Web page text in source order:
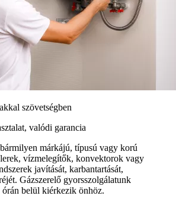
szövetségben
valódi garancia
márkájú, típusú vagy korú
vízmelegítők, konvektorok vagy
javítását, karbantartását,
Gázszerelő gyorsszolgálatunk
órán belül kiérkezik önhöz.